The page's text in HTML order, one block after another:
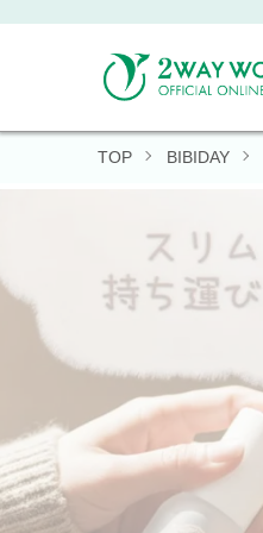
TOP BIBIDAY